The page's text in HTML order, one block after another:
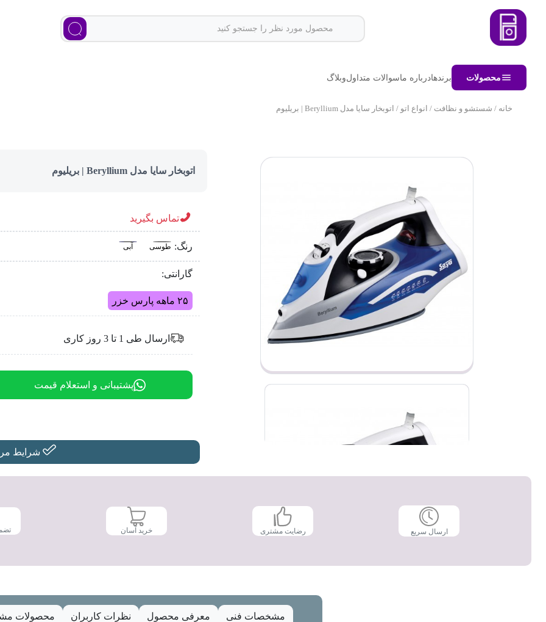
محصولات برندهادرباره ماسوالات متداولوبلاگ
خانه / شستشو و نظافت / انواع اتو / اتوبخار سایا مدل Beryllium | بریلیوم
اتوبخار سایا مدل Beryllium | بریلیوم
تماس بگیرید
رنگ: طوسی آبی
گارانتی:
۲۵ ماهه پارس خزر
ارسال طی 1 تا 3 روز کاری
پشتیبانی و استعلام قیمت
شرایط
ارسال سریع رضایت مشتری خرید آسان
مشخصات فنی معرفی محصول نظرات کاربران محصولات